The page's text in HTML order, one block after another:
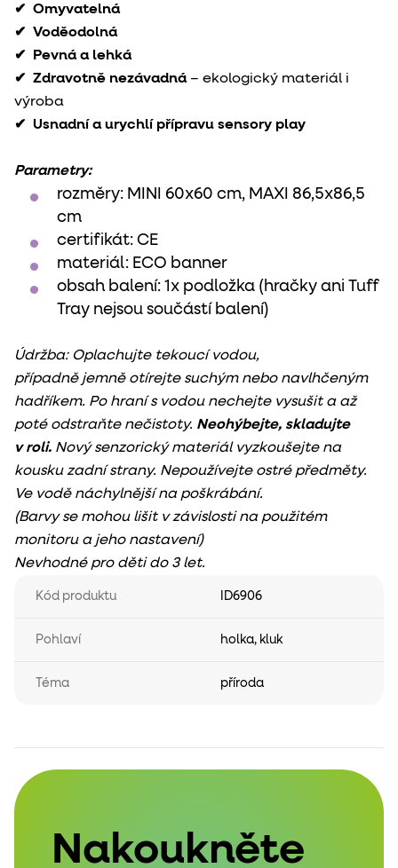
✔ Omyvatelná
✔ Voděodolná
✔
Pevná a lehká
✔ Zdravotně nezávadná – ekologický materiál i
výroba
✔ Usnadní a urychlí přípravu sensory play
Parametry:
rozměry: MINI 60x60 cm, MAXI 86,5x86,5
cm
certifikát: CE
materiál: ECO banner
obsah balení: 1x podložka (hračky ani Tuff
Tray nejsou součástí balení)
Údržba: Oplachujte tekoucí vodou,
případně jemně otírejte suchým nebo navlhčeným
hadříkem. Po hraní s vodou nechejte vysušit a až
poté odstraňte nečistoty. Neohýbejte, skladujte
v roli. Nový senzorický materiál vyzkoušejte na
kousku zadní strany. Nepoužívejte ostré předměty.
Ve vodě náchylnější na poškrábání.
(Barvy se mohou lišit v závislosti na použitém
monitoru a jeho nastavení)
Nevhodné pro děti do 3 let.
Kód produktu ID6906
Pohlaví holka, kluk
Téma příroda
Nakoukněte